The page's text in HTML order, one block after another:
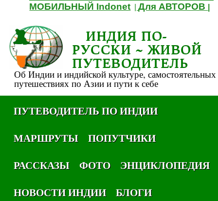
МОБИЛЬНЫЙ Indonet |Для АВТОРОВ
ИНДИЯ ПО-
РУССКИ ~ ЖИВОЙ
ПУТЕВОДИТЕЛЬ
Об Индии и индийской культуре, самостоятельных
путешествиях по Азии и пути к себе
ПУТЕВОДИТЕЛЬ ПО ИНДИИ
МАРШРУТЫ
ПОПУТЧИКИ
РАССКАЗЫ
ФОТО
ЭНЦИКЛОПЕДИЯ
НОВОСТИ ИНДИИ
БЛОГИ